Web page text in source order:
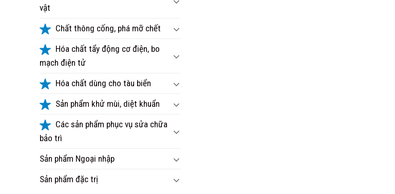
vật
Chất thông cống, phá mỡ chết
Hóa chất tẩy động cơ điện, bo
mạch điện tử
Hóa chất dùng cho tàu biển
Sản phẩm khử mùi, diệt khuẩn
Các sản phẩm phục vụ sửa chữa
bảo trì
Sản phẩm Ngoại nhập
Sản phẩm đặc trị